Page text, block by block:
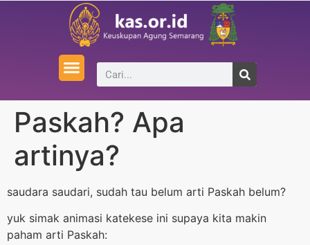
Paskah? Apa
artinya?
saudara saudari, sudah tau belum arti Paskah belum?
yuk simak animasi katekese ini supaya kita makin
paham arti Paskah: